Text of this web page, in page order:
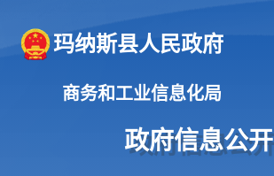
玛纳斯县人民政府
商务和工业信息化局
政府信息公开